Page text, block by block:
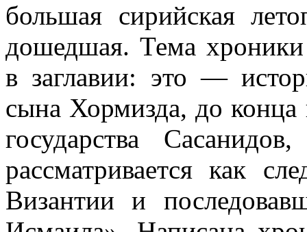
большая сирийская
дошедшая. Тема
в заглавии: это —
сына Хормизда, до конца
государства
рассматривается как
Византии и